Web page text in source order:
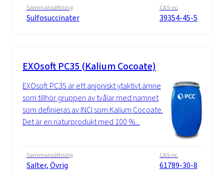
Sammansättning
Sulfosuccinater
CAS-nr.
39354-45-5
EXOsoft PC35 (Kalium Cocoate)
EXOsoft PC35 är ett anjoniskt ytaktivt ämne
som tillhör gruppen av tvålar med namnet
som definieras av INCI som Kalium Cocoate.
Det är en naturprodukt med 100 %...
Sammansättning
Salter, Övrig
CAS-nr.
61789-30-8